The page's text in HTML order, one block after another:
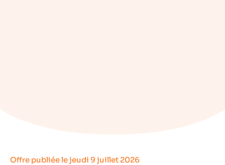
Offre publiée lejeudi 9 juillet 2026